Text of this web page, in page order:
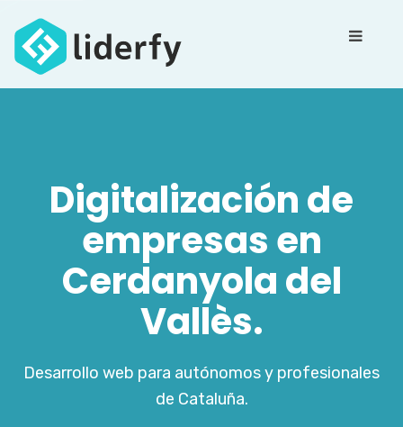
Digitalización de
empresas en
Cerdanyola del
Vallès.
Desarrollo web para autónomos y profesionales
de Cataluña.